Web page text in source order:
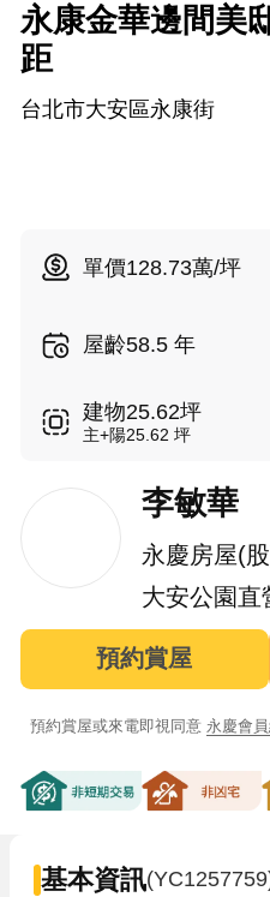
永康金華邊間美
距
台北市大安區永康街
單價128.73萬/坪
屋齡58.5 年
建物25.62坪
主+陽25.62 坪
李敏華
永慶房屋(
大安公園直
預約賞屋
預約賞屋或來電即視同意 永慶會
基本資訊